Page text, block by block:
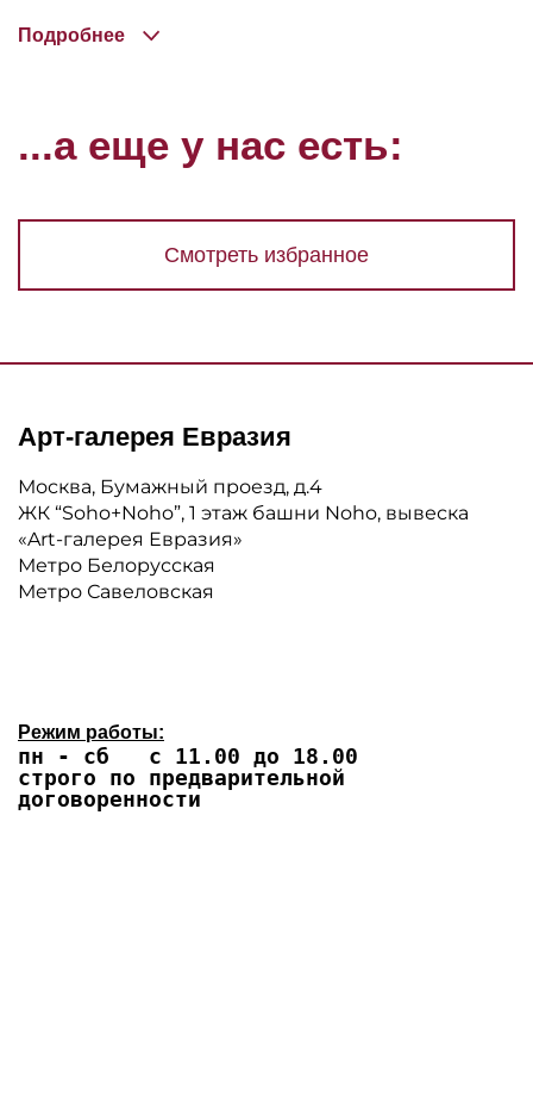
Подробнее
...а еще у нас есть:
Смотреть избранное
Арт-галерея Евразия
Москва, Бумажный проезд, д.4
ЖК “Soho+Noho”, 1 этаж башни Noho, вывеска
«Art-галерея Евразия»
Метро Белорусская
Метро Савеловская
Режим работы:
пн - сб с 11.00 до 18.00
строго по предварительной
договоренности